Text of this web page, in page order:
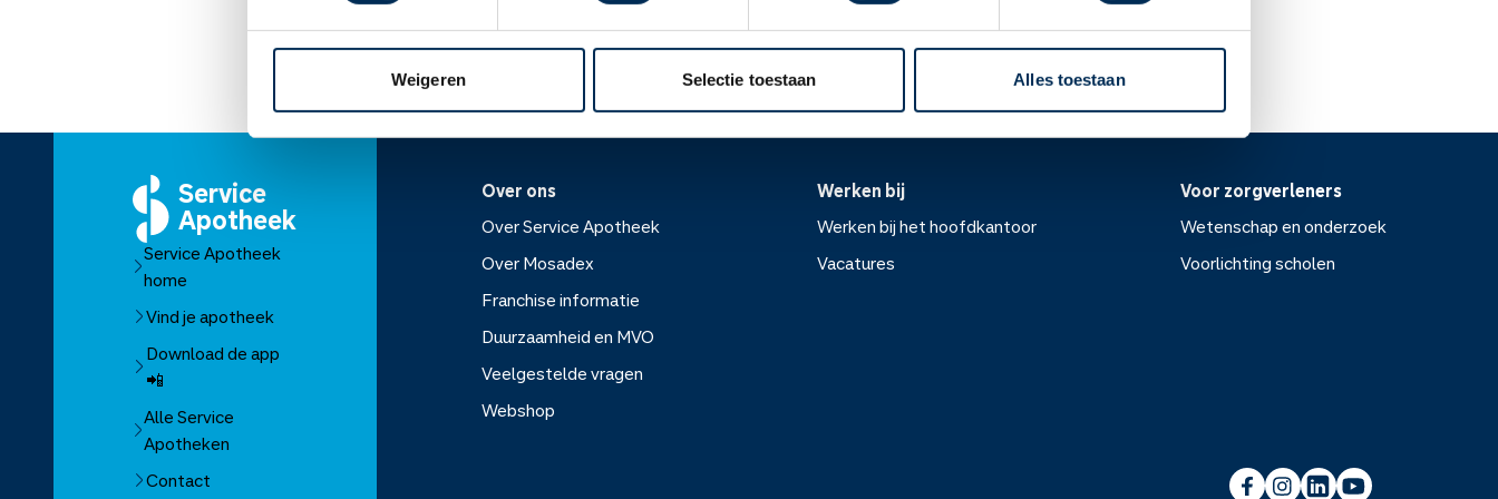
Weigeren Selectie toestaan Alles toestaan
Service
Apotheek
Service Apotheek
home
Vind je apotheek
Download de app
📲
Alle Service
Apotheken
Contact
Over ons
Over Service Apotheek
Over Mosadex
Franchise informatie
Duurzaamheid en MVO
Veelgestelde vragen
Webshop
Werken bij
Werken bij het hoofdkantoor
Vacatures
Voor zorgverleners
Wetenschap en onderzoek
Voorlichting scholen
Voorlichting scholen